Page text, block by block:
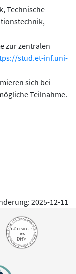
Technische
zur zentralen
stud.et-inf.uni-
sich bei
Teilnahme.
2025-12-11